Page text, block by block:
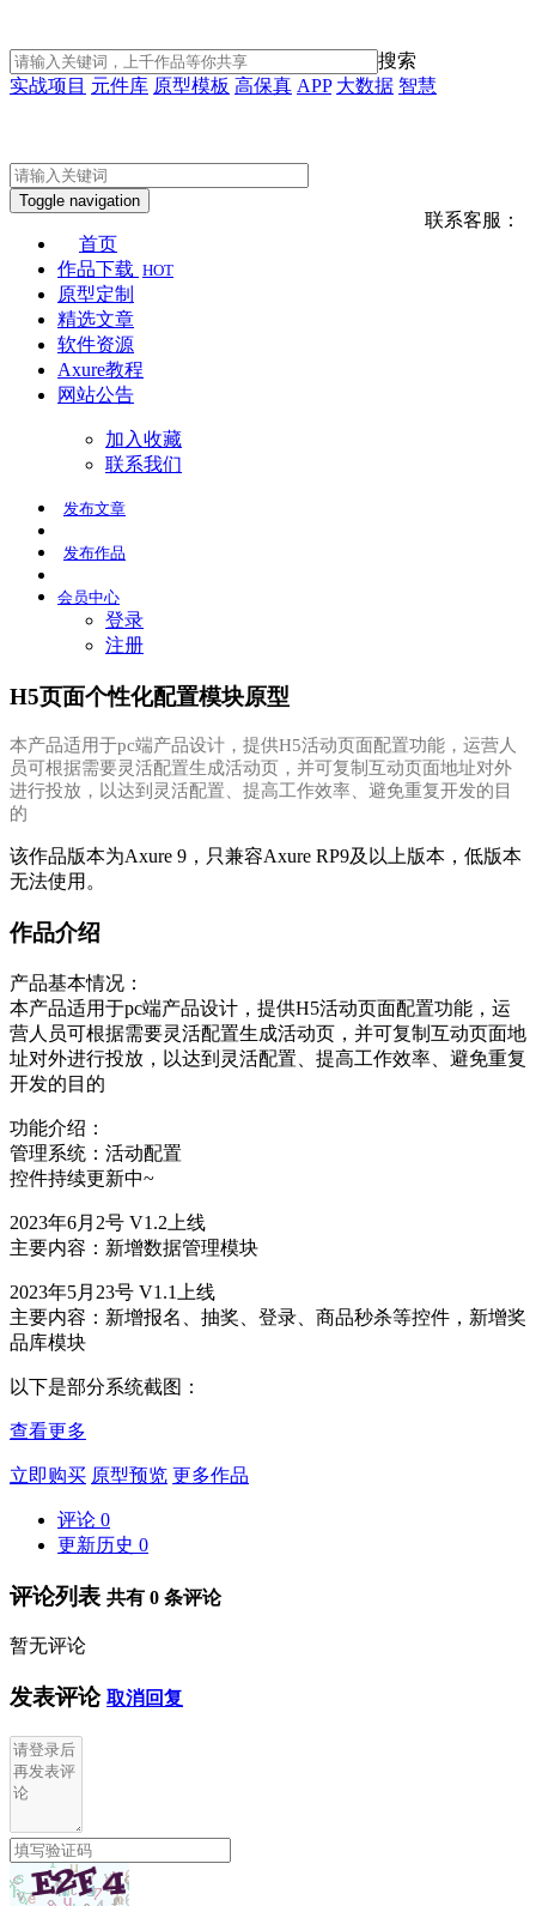
搜索
实战项目 元件库 原型模板 高保真 APP 大数据 智慧
联系客服：
Toggle navigation
首页
作品下载 HOT
原型定制
精选文章
软件资源
Axure教程
网站公告
加入收藏
联系我们
发布文章
发布作品
会员中心
登录
注册
H5页面个性化配置模块原型
本产品适用于pc端产品设计，提供H5活动页面配置功能，运营人
员可根据需要灵活配置生成活动页，并可复制互动页面地址对外
进行投放，以达到灵活配置、提高工作效率、避免重复开发的目
的
该作品版本为Axure 9，只兼容Axure RP9及以上版本，低版本
无法使用。
作品介绍
产品基本情况：
本产品适用于pc端产品设计，提供H5活动页面配置功能，运
营人员可根据需要灵活配置生成活动页，并可复制互动页面地
址对外进行投放，以达到灵活配置、提高工作效率、避免重复
开发的目的
功能介绍：
管理系统：活动配置
控件持续更新中~
2023年6月2号 V1.2上线
主要内容：新增数据管理模块
2023年5月23号 V1.1上线
主要内容：新增报名、抽奖、登录、商品秒杀等控件，新增奖
品库模块
以下是部分系统截图：
查看更多
立即购买 原型预览 更多作品
评论 0
更新历史 0
评论列表 共有 0 条评论
暂无评论
发表评论 取消回复